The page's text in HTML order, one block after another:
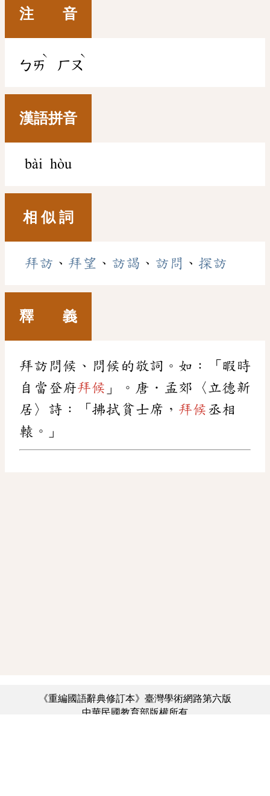
注 音
ㄅㄞ
ˋ
ㄏㄡ
ˋ
漢語拼音
bài hòu
相 似 詞
拜訪 、 拜望 、 訪謁 、 訪問 、 探訪
釋 義
拜訪問候、問候的敬詞。如：「暇時
自當登府拜候 」。唐．孟郊〈立德新
居〉詩：「拂拭貧士席， 拜候 丞相
轅。」
《重編國語辭典修訂本》臺灣學術網路第六版
中華民國教育部版權所有